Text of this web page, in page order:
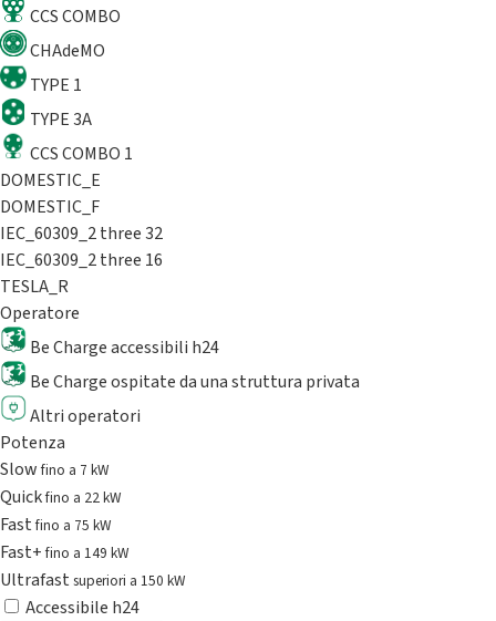
CCS COMBO
CHAdeMO
TYPE 1
TYPE 3A
CCS COMBO 1
DOMESTIC_E
DOMESTIC_F
IEC_60309_2 three 32
IEC_60309_2 three 16
TESLA_R
Operatore
Be Charge accessibili h24
Be Charge ospitate da una struttura privata
Altri operatori
Potenza
Slowfino a 7 kW
Quickfino a 22 kW
Fastfino a 75 kW
Fast+fino a 149 kW
Ultrafast superiori a 150 kW
Accessibile h24